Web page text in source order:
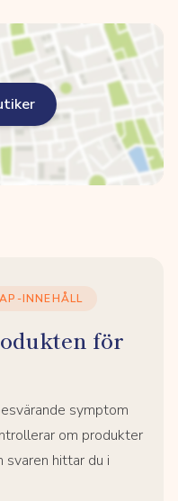
INNEHÅLL
för
symptom
om produkter
svaren hittar du i